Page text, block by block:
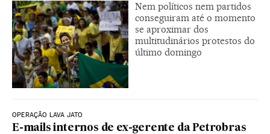
Nem políticos nem partidos
conseguiram até o momento
se aproximar dos
multitudinários protestos do
último domingo
OPERAÇÃO LAVA JATO
E-mails internos de ex-gerente da Petrobras